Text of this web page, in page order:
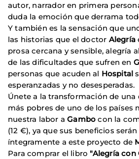
autor, narrador en primera
duda la emoción que derrama
Y también es la sensación que
las historias que el doctor Alegría
prosa cercana y sensible, alegría
de las dificultades que sufren en
personas que acuden al Hospital
esperanzadas y no desesperadas.
Únete a la transformación de una
más pobres de uno de los países
nuestra labor aGambo con la
(12 €), ya que sus beneficios
íntegramente a este proyecto de
Para comprar el libro "Alegría con